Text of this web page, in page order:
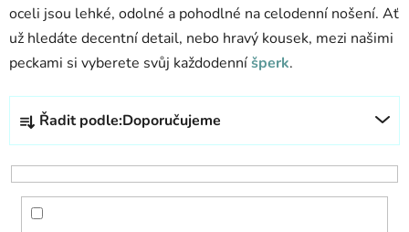
oceli jsou lehké, odolné a pohodlné na celodenní nošení. Ať
už hledáte decentní detail, nebo hravý kousek, mezi našimi
peckami si vyberete svůj každodenníšperk.
Ř
z
e
Řadit podle:Doporučujeme